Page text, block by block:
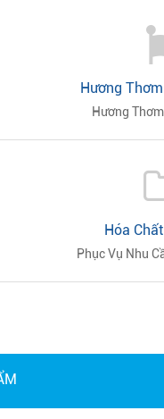
Hương
Hương
Hóa
Phục Vụ Nhu